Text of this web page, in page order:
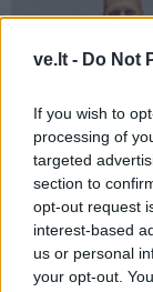
ve.lt - Do Not
If you wish to
processing of
targeted
section to
opt-out request
interest-based
us or personal
your opt-out.
Sportas
Lietuvos
klaipėdiečių
rūpinsis
narys